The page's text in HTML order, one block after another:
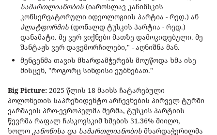
სამართლიანობის (იაროსლავ კაჩინსკის
კონსერვატორული იდეოლოგიის პარტია - რედ.) ან
პლატფორმის (დონალდ ტუსკის პარტია - რედ.)
დანამატი. მე ვერ ვიქნები მათზე დამოკიდებული. მე
შანტაჟს ვერ დავემორჩილები," - აღნიშნა მან.
მენცენმა თავის მხარდამჭერებს მოუწოდა ხმა ისე
მისცენ, "როგორც სინდისი ეუბნებათ."
Big Picture: 2025 წლის 18 მაისს ჩატარებული
პოლონეთის საპრეზიდენტო არჩევნების პირველ ტურში
ვარშავის პრო-ევროპელმა მერმა, ტუსკის პარტიის
წევრმა რაფალ ჩასკოვსკიმ ხმების 31.36% მიიღო,
ხოლო კანონისა და სამართლიანობის მხარდაჭერილმა